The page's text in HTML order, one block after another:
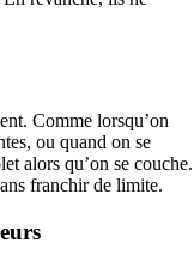
Comme lorsqu’on
ou quand on se
alors qu’on se couche.
franchir de limite.